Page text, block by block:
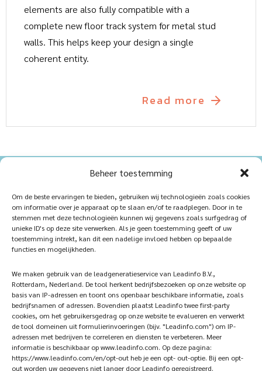
Beheer toestemming
Om de beste ervaringen te bieden, gebruiken wij technologieën zoals cookies
om informatie over je apparaat op te slaan en/of te raadplegen. Door in te
stemmen met deze technologieën kunnen wij gegevens zoals surfgedrag of
unieke ID's op deze site verwerken. Als je geen toestemming geeft of uw
toestemming intrekt, kan dit een nadelige invloed hebben op bepaalde
functies en mogelijkheden.
We maken gebruik van de leadgeneratieservice van Leadinfo B.V.,
Rotterdam, Nederland. De tool herkent bedrijfsbezoeken op onze website op
basis van IP-adressen en toont ons openbaar beschikbare informatie, zoals
bedrijfsnamen of adressen. Bovendien plaatst Leadinfo twee first-party
cookies, om het gebruikersgedrag op onze website te evalueren en verwerkt
de tool domeinen uit formulierinvoeringen (bijv. "Leadinfo.com") om IP-
adressen met bedrijven te correleren en diensten te verbeteren. Meer
informatie is beschikbaar op www.leadinfo.com. Op deze pagina:
https://www.leadinfo.com/en/opt-out heb je een opt- out-optie. Bij een opt-
out worden uw gegevens niet langer door Leadinfo geregistreerd.
elements are also fully compatible with a
complete new floor track system for metal stud
walls. This helps keep your design a single
coherent entity.
Read more
Home
Products
iQ Atelier
References
Sustainablility
Vacancies
Contact
Veelgestelde vragen
Follow Us Subscribe now!